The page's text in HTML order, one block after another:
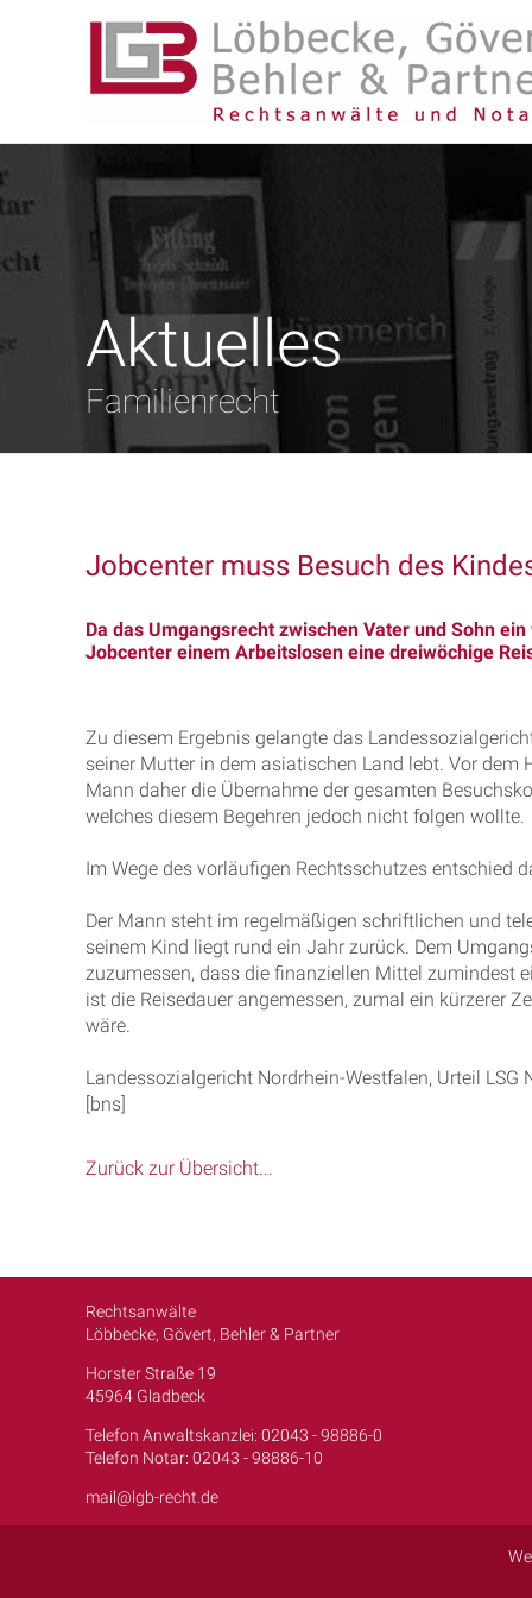
Aktuelles
Familienrecht
Jobcenter muss Besuch des
Da das Umgangsrecht zwischen Vater und Sohn
Jobcenter einem Arbeitslosen eine dreiwöchige
Zu diesem Ergebnis gelangte das
seiner Mutter in dem asiatischen Land lebt. Vor
Mann daher die Übernahme der gesamten
welches diesem Begehren jedoch nicht folgen wollte.
Im Wege des vorläufigen Rechtsschutzes entschied
Der Mann steht im regelmäßigen schriftlichen und
seinem Kind liegt rund ein Jahr zurück. Dem
zuzumessen, dass die finanziellen Mittel zumindest
ist die Reisedauer angemessen, zumal ein kürzerer
wäre.
Landessozialgericht Nordrhein-Westfalen, Urteil LSG
[bns]
Zurück zur Übersicht...
Rechtsanwälte
Löbbecke, Gövert, Behler & Partner
Horster Straße 19
45964 Gladbeck
Telefon Anwaltskanzlei: 02043 - 98886-0
Telefon Notar: 02043 - 98886-10
mail@lgb-recht.de